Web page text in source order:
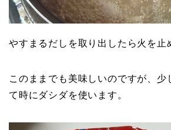
やすまるだしを取り出したら火を止
このままでも美味しいのですが、少
て時にダシダを使います。